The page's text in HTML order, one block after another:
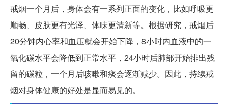
戒烟一个月后，身体会有一系列正面的变化，比如呼吸更
顺畅、皮肤更有光泽、体味更清新等。根据研究，戒烟后
20分钟内心率和血压就会开始下降，8小时内血液中的一
氧化碳水平会降低到正常水平，24小时后肺部开始排出残
留的碳粒，一个月后咳嗽和痰会逐渐减少。因此，持续戒
烟对身体健康的好处是显而易见的。